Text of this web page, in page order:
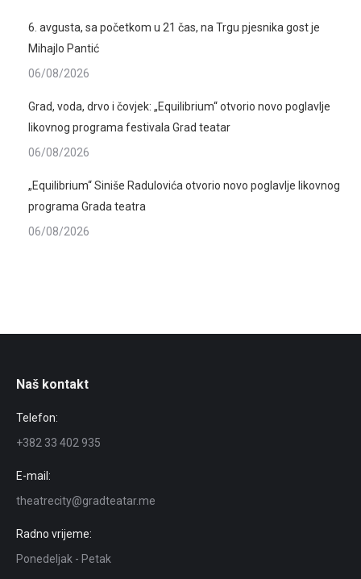
6. avgusta, sa početkom u 21 čas, na Trgu pjesnika gost je
Mihajlo Pantić
06/08/2026
Grad, voda, drvo i čovjek: „Equilibrium“ otvorio novo poglavlje
likovnog programa festivala Grad teatar
06/08/2026
„Equilibrium“ Siniše Radulovića otvorio novo poglavlje likovnog
programa Grada teatra
06/08/2026
Naš kontakt
Telefon:
+382 33 402 935
E-mail:
theatrecity@gradteatar.me
Radno vrijeme:
Ponedeljak - Petak